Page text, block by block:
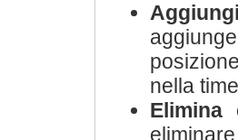
nella
Elimina